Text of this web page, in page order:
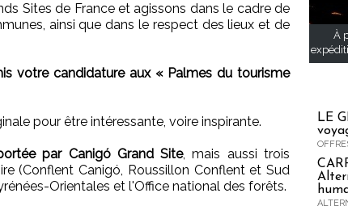
Sites de France et agissons dans le cadre de
ainsi que dans le respect des lieux et de
votre candidature aux « Palmes du tourisme
pour être intéressante, voire inspirante.
par Canigó Grand Site, mais aussi trois
(Conflent Canigó, Roussillon Conflent et Sud
Orientales et l'Office national des forêts.
À
LE